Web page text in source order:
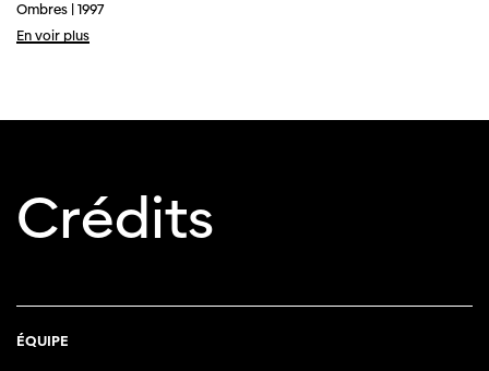
Cette page ne s'affiche pas de manière
Ombres | 1997
En voir plus
Crédits
ÉQUIPE